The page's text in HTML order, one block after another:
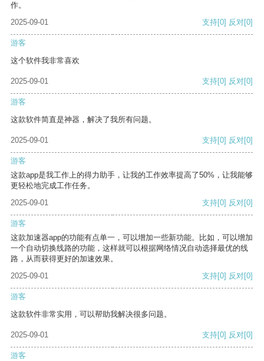
作。
2025-09-01
支持[0] 反对[0]
游客
这个软件我非常喜欢
2025-09-01 支持[0] 反对[0]
游客
这款软件简直是神器，解决了我所有问题。
2025-09-01 支持[0] 反对[0]
游客
这款app是我工作上的得力助手，让我的工作效率提高了50%，让我能够
更轻松地完成工作任务。
2025-09-01
支持[0] 反对[0]
游客
这款加速器app的功能有点单一，可以增加一些新功能。比如，可以增加
一个自动切换线路的功能，这样就可以根据网络情况自动选择最优的线
路，从而获得更好的加速效果。
2025-09-01
支持[0] 反对[0]
游客
这款软件非常实用，可以帮助我解决很多问题。
2025-09-01 支持[0] 反对[0]
游客